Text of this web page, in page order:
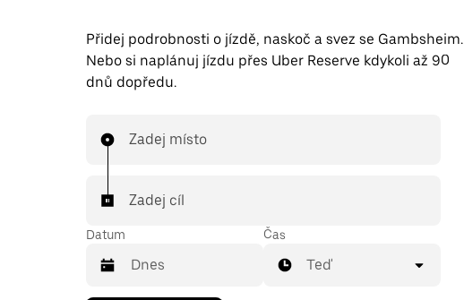
Přidej podrobnosti o jízdě, naskoč a svez se Gambsheim.
Nebo si naplánuj jízdu přes Uber Reserve kdykoli až 90
dnů dopředu.
Zadej místo
Zadej cíl
Datum Čas
Teď